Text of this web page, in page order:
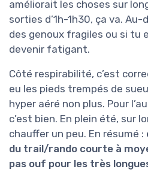
améliorait les choses sur
sorties d’1h-1h30, ça va.
des genoux fragiles ou si tu
devenir fatigant.
Côté respirabilité, c’est
eu les pieds trempés de
hyper aéré non plus. Pour
c’est bien. En plein été, sur
chauffer un peu. En résumé :
du trail/rando courte à
pas ouf pour les très